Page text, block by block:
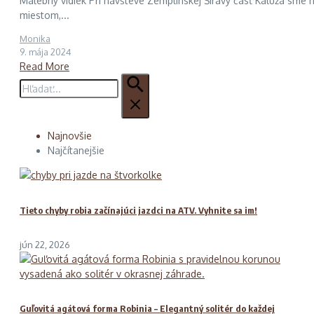
miestom,...
Monika
9. mája 2024
Read More
Hľadať:
Najnovšie
Najčítanejšie
Tieto chyby robia začínajúci jazdci na ATV. Vyhnite sa im!
jún 22, 2026
Guľovitá agátová forma Robinia – Elegantný solitér do každej